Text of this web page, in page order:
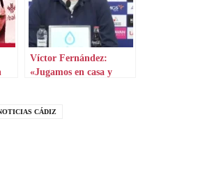
Víctor Fernández:
«Jugamos en casa y
CÁDIZ